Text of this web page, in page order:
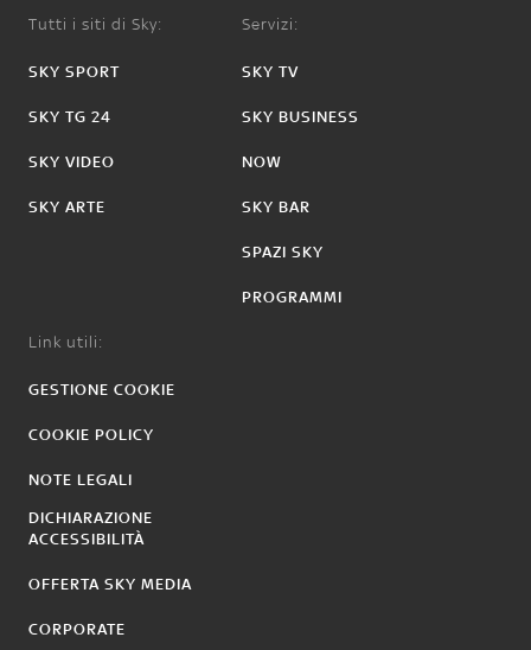
Tutti i siti di Sky:
SKY SPORT
SKY TG 24
SKY VIDEO
SKY ARTE
Servizi:
SKY TV
SKY BUSINESS
NOW
SKY BAR
SPAZI SKY
PROGRAMMI
Link utili:
GESTIONE COOKIE
COOKIE POLICY
NOTE LEGALI
DICHIARAZIONE
ACCESSIBILITÀ
OFFERTA SKY MEDIA
CORPORATE